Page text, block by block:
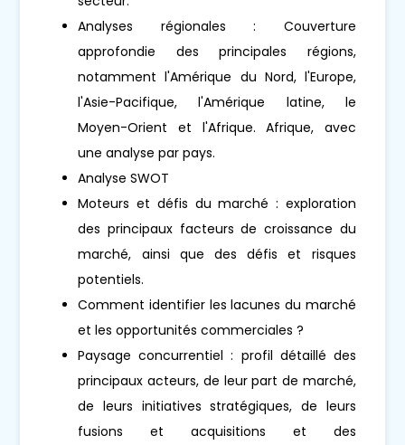
Analyses régionales : Couverture
approfondie des principales régions,
notamment l'Amérique du Nord, l'Europe,
l'Asie-Pacifique, l'Amérique latine, le
Moyen-Orient et l'Afrique. Afrique, avec
une analyse par pays.
Analyse SWOT
Moteurs et défis du marché : exploration
des principaux facteurs de croissance du
marché, ainsi que des défis et risques
potentiels.
Comment identifier les lacunes du marché
et les opportunités commerciales ?
Paysage concurrentiel : profil détaillé des
principaux acteurs, de leur part de marché,
de leurs initiatives stratégiques, de leurs
fusions et acquisitions et des